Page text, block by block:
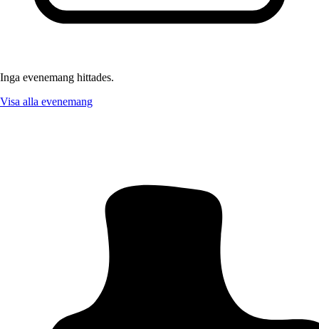
Inga evenemang hittades.
Visa alla evenemang